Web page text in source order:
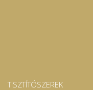
TISZTÍTÓSZEREK